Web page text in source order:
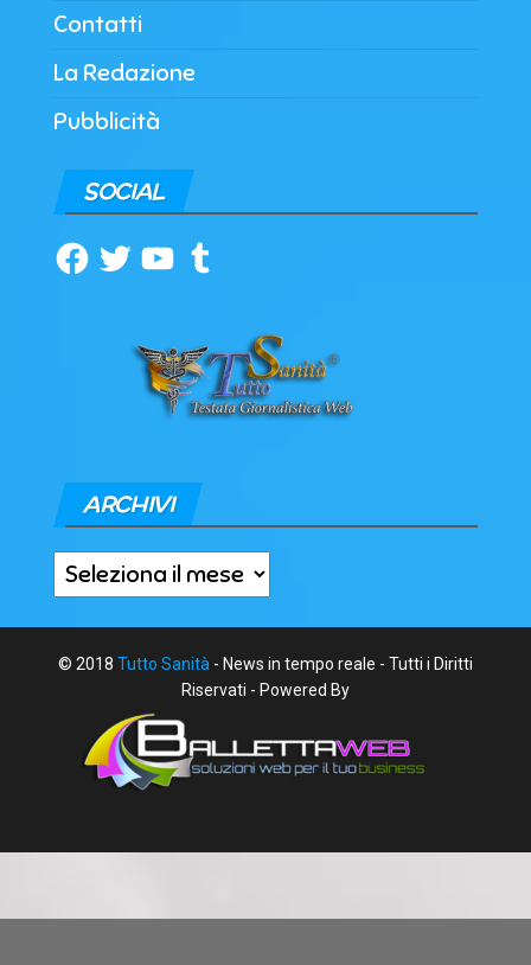
Contatti
La Redazione
Pubblicità
SOCIAL
Facebook
TwitterYouTubeTumblr
ARCHIVI
Archivi
© 2018 Tutto Sanità - News in tempo reale - Tutti i Diritti
Riservati - Powered By